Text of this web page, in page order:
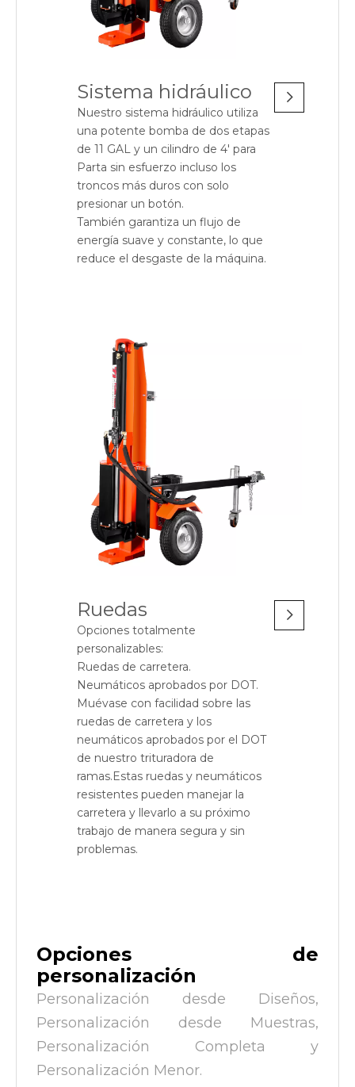
Sistema hidráulico
Nuestro sistema hidráulico utiliza
una potente bomba de dos etapas
de 11 GAL y un cilindro de 4' para
Parta sin esfuerzo incluso los
troncos más duros con solo
presionar un botón.
También garantiza un flujo de
energía suave y constante, lo que
reduce el desgaste de la máquina.
Ruedas
Opciones totalmente
personalizables:
Ruedas de carretera.
Neumáticos aprobados por DOT.
Muévase con facilidad sobre las
ruedas de carretera y los
neumáticos aprobados por el DOT
de nuestro trituradora de
ramas.Estas ruedas y neumáticos
resistentes pueden manejar la
carretera y llevarlo a su próximo
trabajo de manera segura y sin
problemas.
Opciones de
personalización
Personalización desde Diseños,
Personalización desde Muestras,
Personalización Completa y
Personalización Menor.